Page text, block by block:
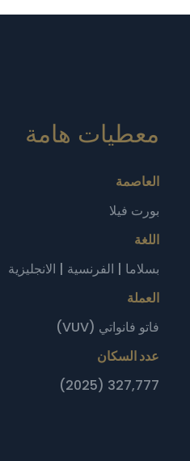
معطيات هامة‎
العاصمة
بورت فيلا
اللغة
بسلاما | الفرنسية | الانجليزية
العملة
فاتو فانواتي (VUV)
عدد السكان
327,777 (2025)